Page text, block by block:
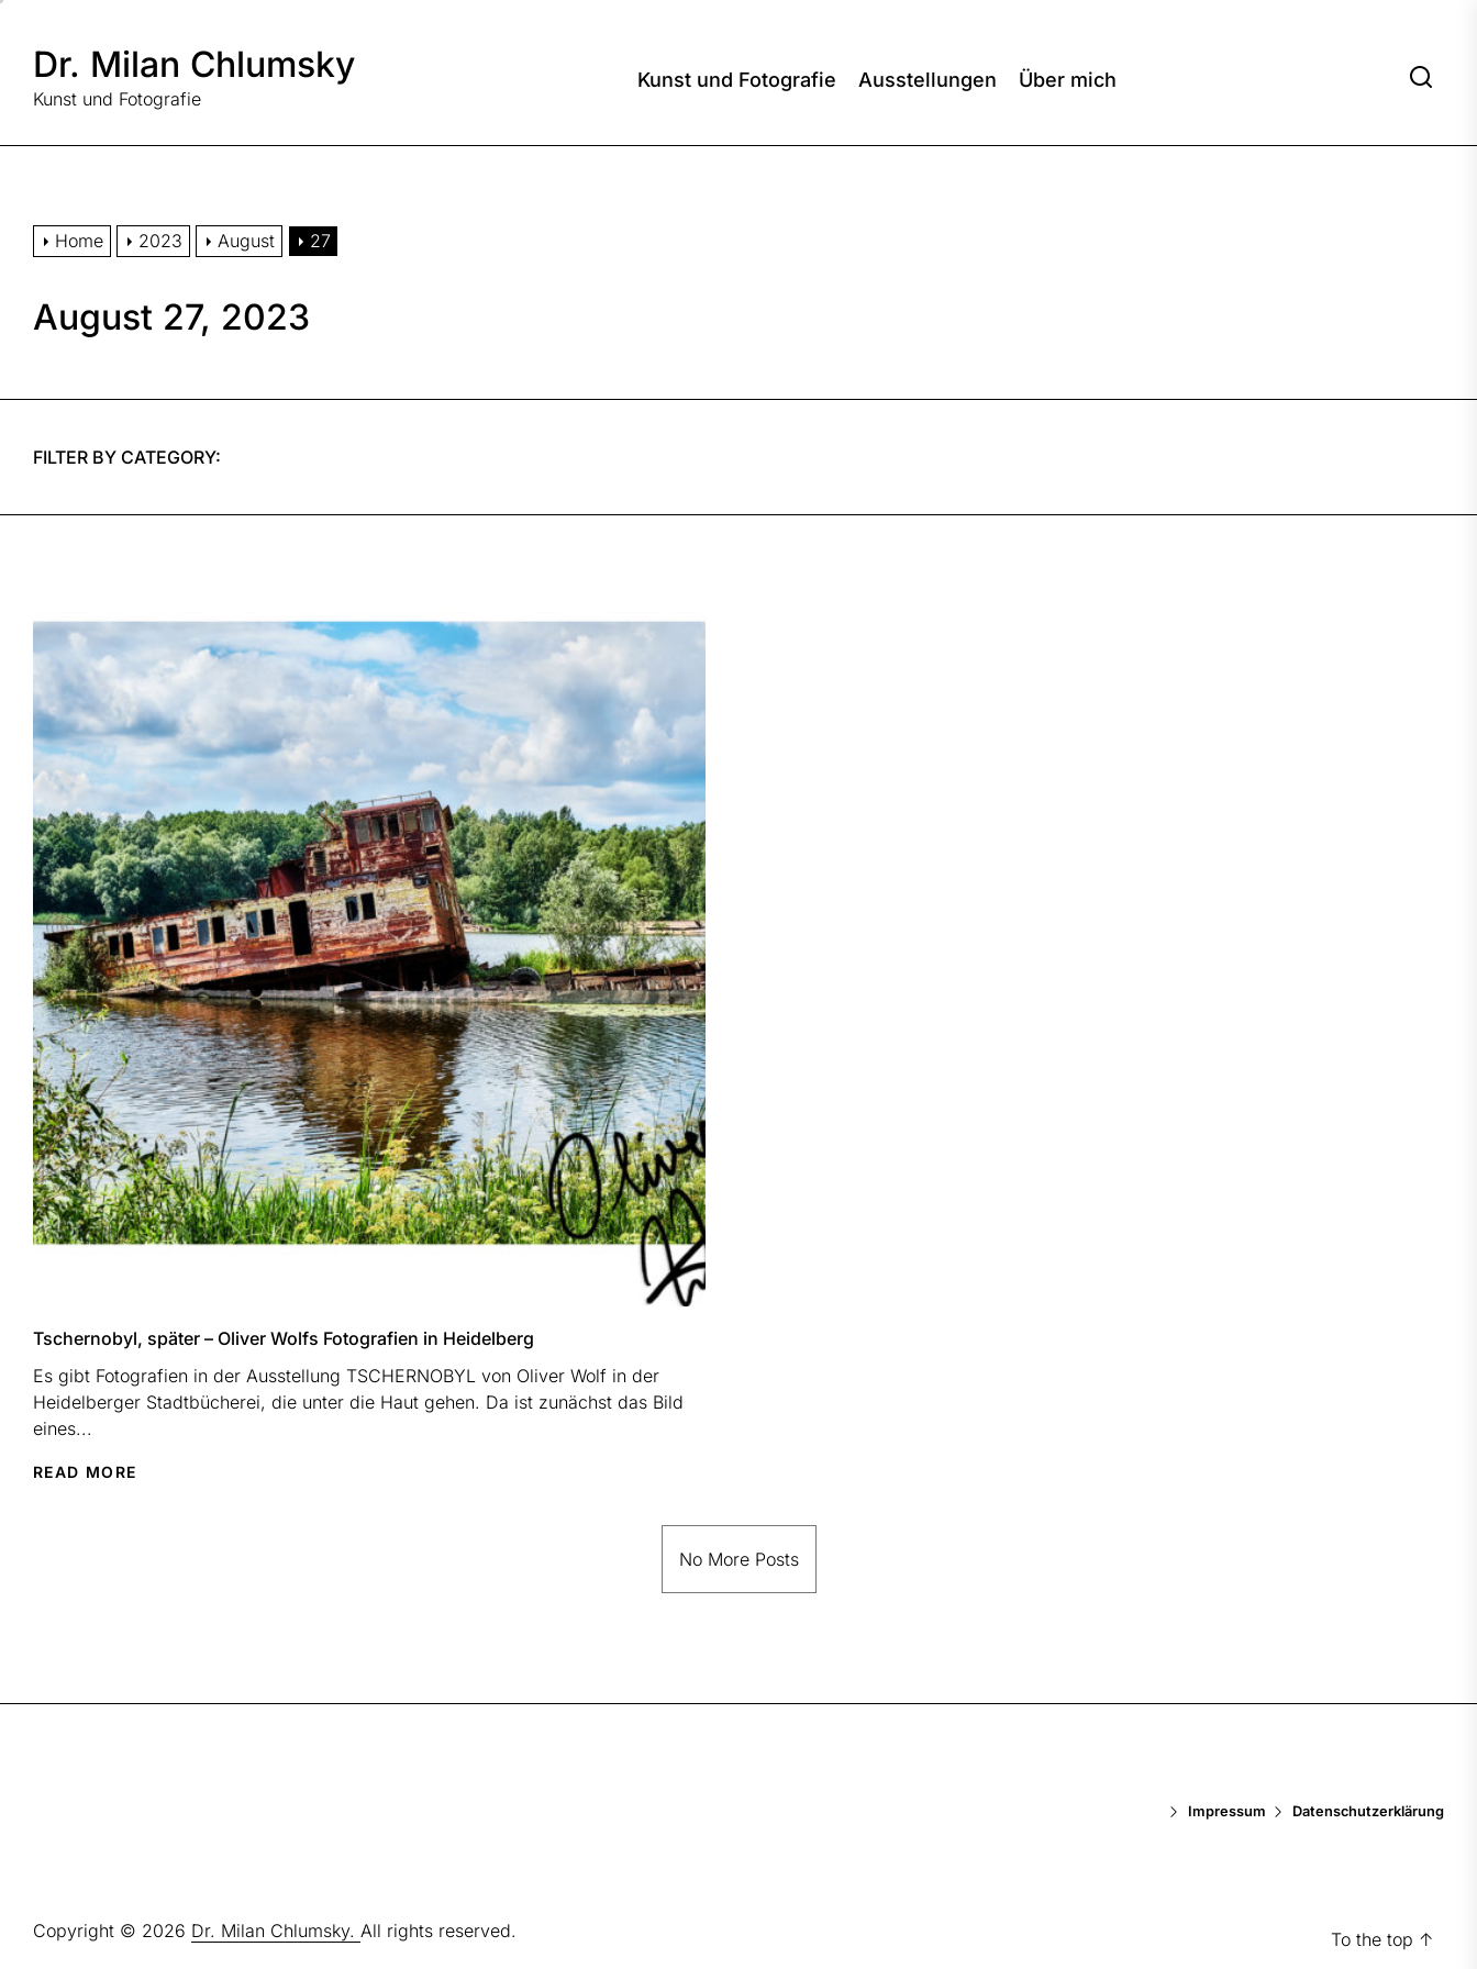
content
Dr. Milan Chlumsky
Kunst und Fotografie
Kunst und Fotografie Ausstellungen Über mich
Home 2023 August 27
August 27, 2023
FILTER BY CATEGORY:
Tschernobyl, später – Oliver Wolfs Fotografien in Heidelberg
Es gibt Fotografien in der Ausstellung TSCHERNOBYL von Oliver Wolf in der
Heidelberger Stadtbücherei, die unter die Haut gehen. Da ist zunächst das Bild
eines...
READ MORE
No More Posts
Impressum Datenschutzerklärung
Copyright © 2026 Dr. Milan Chlumsky. All rights reserved. To the top ↑